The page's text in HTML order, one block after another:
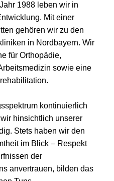
1988 leben wir in
Mit einer
gehören wir zu den
in Nordbayern. Wir
für Orthopädie,
sowie eine
kontinuierlich
hinsichtlich unserer
Stets haben wir den
im Blick – Respekt
der
anvertrauen, bilden das